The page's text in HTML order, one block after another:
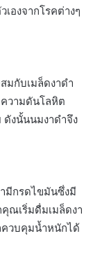
องจากโรคต่างๆ
มกับเมล็ดงาดำ
วามดันโลหิต
งนั้นนมงาดำจึง
มีกรดไขมันซึ่งมี
ณเริ่มดื่มเมล็ดงา
ควบคุมน้ำหนักได้